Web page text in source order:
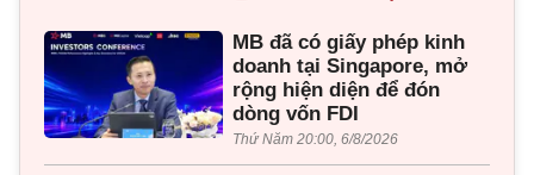
MB đã có giấy phép kinh
doanh tại Singapore, mở
rộng hiện diện để đón
dòng vốn FDI
Thứ Năm 20:00, 6/8/2026